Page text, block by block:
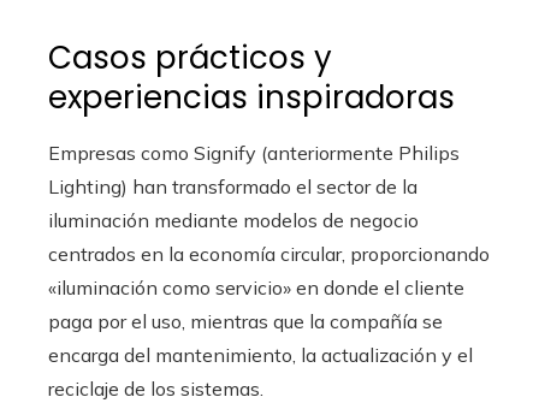
Casos prácticos y
experiencias inspiradoras
Empresas como Signify (anteriormente Philips
Lighting) han transformado el sector de la
iluminación mediante modelos de negocio
centrados en la economía circular, proporcionando
«iluminación como servicio» en donde el cliente
paga por el uso, mientras que la compañía se
encarga del mantenimiento, la actualización y el
reciclaje de los sistemas.